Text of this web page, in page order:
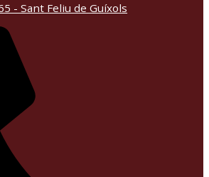
- Sant Feliu de Guíxols